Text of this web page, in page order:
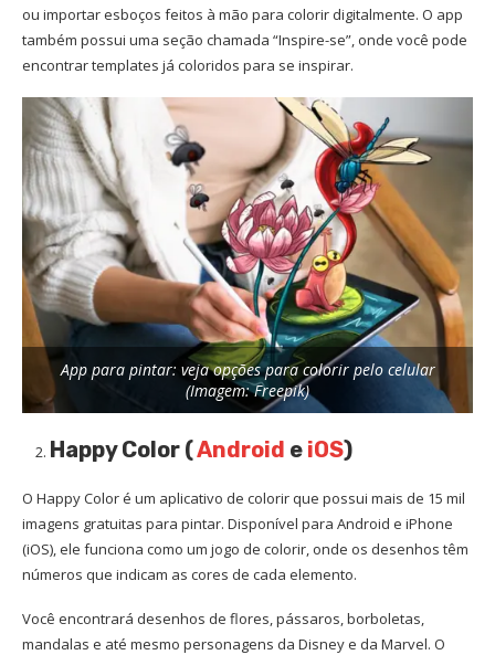
ou importar esboços feitos à mão para colorir digitalmente. O app
também possui uma seção chamada “Inspire-se”, onde você pode
encontrar templates já coloridos para se inspirar.
App para pintar: veja opções para colorir pelo celular
(Imagem: Freepik)
Happy Color (Android e iOS)
O Happy Color é um aplicativo de colorir que possui mais de 15 mil
imagens gratuitas para pintar. Disponível para Android e iPhone
(iOS), ele funciona como um jogo de colorir, onde os desenhos têm
números que indicam as cores de cada elemento.
Você encontrará desenhos de flores, pássaros, borboletas,
mandalas e até mesmo personagens da Disney e da Marvel. O